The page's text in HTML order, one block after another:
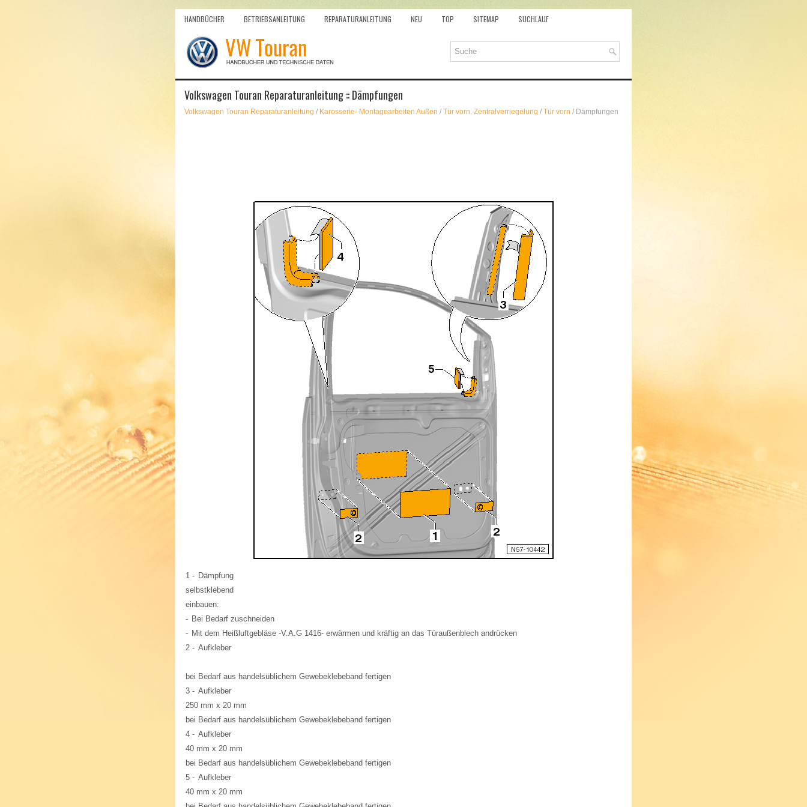
HANDBÜCHER BETRIEBSANLEITUNG REPARATURANLEITUNG NEU TOP SITEMAP SUCHLAUF
Volkswagen Touran Reparaturanleitung :: Dämpfungen
Volkswagen Touran Reparaturanleitung / Karosserie- Montagearbeiten Außen / Tür vorn, Zentralverriegelung / Tür vorn / Dämpfungen
1 - Dämpfung
selbstklebend
einbauen:
- Bei Bedarf zuschneiden
- Mit dem Heißluftgebläse -V.A.G 1416- erwärmen und kräftig an das Türaußenblech andrücken
2 - Aufkleber
bei Bedarf aus handelsüblichem Gewebeklebeband fertigen
3 - Aufkleber
250 mm x 20 mm
bei Bedarf aus handelsüblichem Gewebeklebeband fertigen
4 - Aufkleber
40 mm x 20 mm
bei Bedarf aus handelsüblichem Gewebeklebeband fertigen
5 - Aufkleber
40 mm x 20 mm